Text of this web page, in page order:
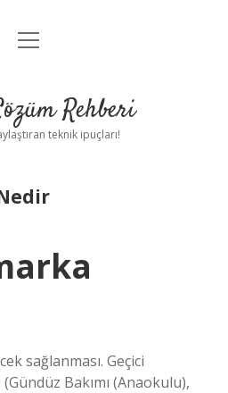
Anasayfa
Uyarı
menüyü
Rehberi
teknik ipuçları!
sağlanması. Geçici
Bakımı (Anaokulu),